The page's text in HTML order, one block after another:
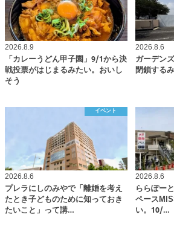
2026.8.9
「カレーうどん甲子園」9/1から決
戦投票がはじまるみたい。おいし
そう
2026.8.6
ガーデン
閉鎖する
イベント
2026.8.6
プレラにしのみやで「離婚を考え
たとき子どものために知っておき
たいこと」って講…
2026.8.6
ららぽー
ペース
い。10/…